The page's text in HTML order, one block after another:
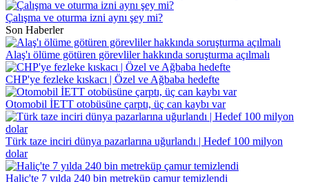
Çalışma ve oturma izni aynı şey mi?
Son Haberler
Alaş'ı ölüme götüren görevliler hakkında soruşturma açılmalı
CHP'ye fezleke kıskacı | Özel ve Ağbaba hedefte
Otomobil İETT otobüsüne çarptı, üç can kaybı var
Türk taze inciri dünya pazarlarına uğurlandı | Hedef 100 milyon
dolar
Haliç'te 7 yılda 240 bin metreküp çamur temizlendi